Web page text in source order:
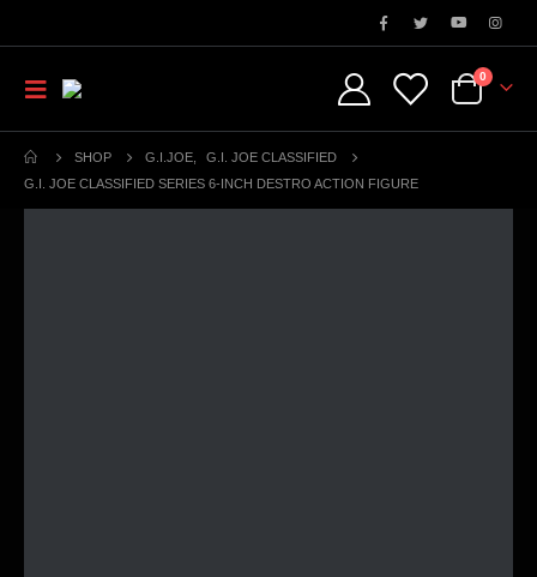
0
SHOP G.I.JOE
G.I. JOE CLASSIFIED
G.I. JOE CLASSIFIED SERIES 6-INCH DESTRO ACTION FIGURE